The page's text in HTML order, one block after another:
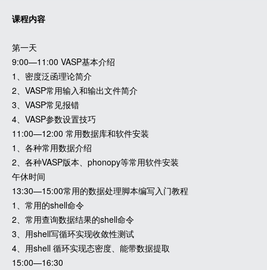
课程内容
第一天
9:00—11:00 VASP基本介绍
1、密度泛函理论简介
2、VASP常用输入和输出文件简介
3、VASP常见报错
4、VASP参数设置技巧
11:00—12:00 常用数据库和软件安装
1、各种常用数据介绍
2、各种VASP版本、phonopy等常用软件安装
午休时间
13:30—15:00常用的数据处理脚本编写入门教程
1、常用的shell命令
2、常用查询数据结果的shell命令
3、用shell写循环实现收敛性测试
4、用shell 循环实现态密度、能带数据提取
15:00—16:30